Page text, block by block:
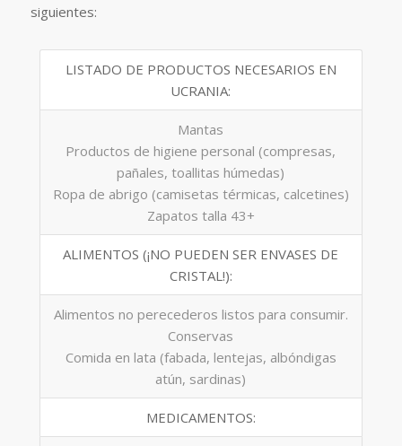
siguientes:
LISTADO DE PRODUCTOS NECESARIOS EN
UCRANIA:
Mantas
Productos de higiene personal (compresas,
pañales, toallitas húmedas)
Ropa de abrigo (camisetas térmicas, calcetines)
Zapatos talla 43+
ALIMENTOS (¡NO PUEDEN SER ENVASES DE
CRISTAL!):
Alimentos no perecederos listos para consumir.
Conservas
Comida en lata (fabada, lentejas, albóndigas
atún, sardinas)
MEDICAMENTOS: